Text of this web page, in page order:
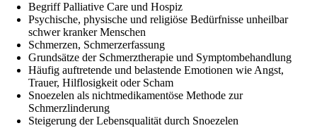
Begriff Palliative Care und Hospiz
Psychische, physische und religiöse Bedürfnisse unheilbar
schwer kranker Menschen
Schmerzen, Schmerzerfassung
Grundsätze der Schmerztherapie und Symptombehandlung
Häufig auftretende und belastende Emotionen wie Angst,
Trauer, Hilflosigkeit oder Scham
Snoezelen als nichtmedikamentöse Methode zur
Schmerzlinderung
Steigerung der Lebensqualität durch Snoezelen